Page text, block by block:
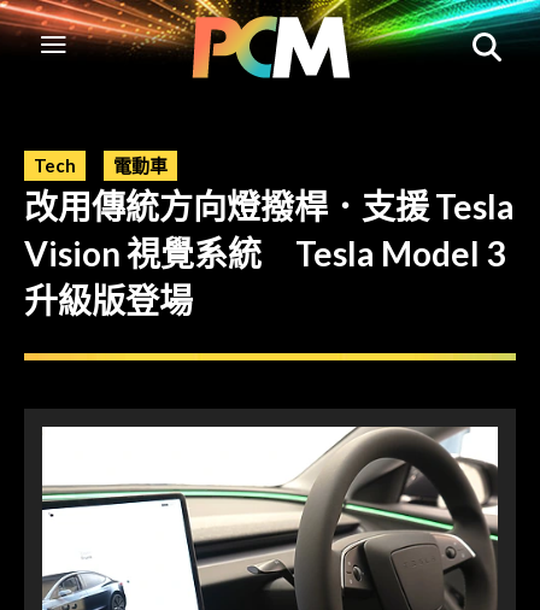
Tech 電動車
改用傳統方向燈撥桿．支援 Tesla
Vision 視覺系統 Tesla Model 3
升級版登場